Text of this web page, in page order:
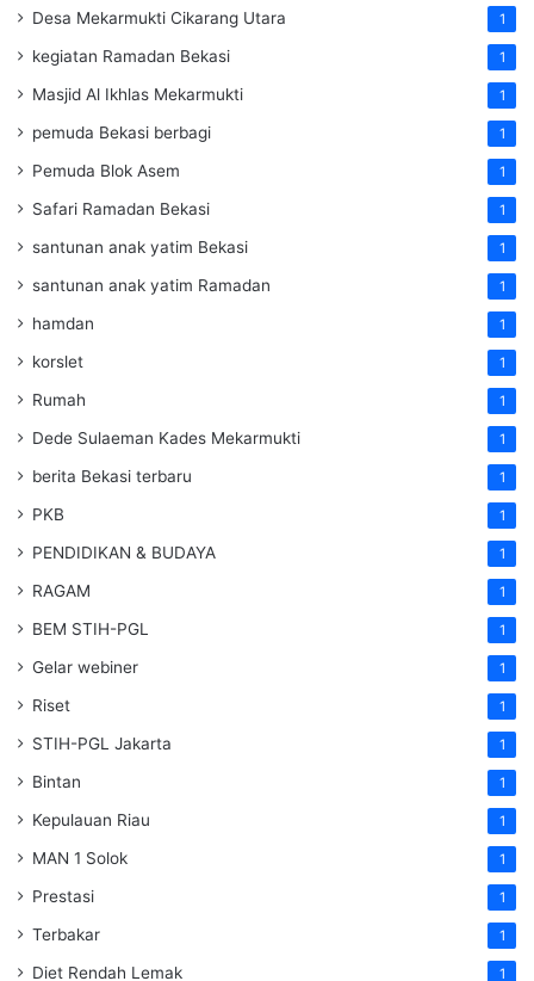
Desa Mekarmukti Cikarang Utara 1
kegiatan Ramadan Bekasi 1
Masjid Al Ikhlas Mekarmukti 1
pemuda Bekasi berbagi 1
Pemuda Blok Asem 1
Safari Ramadan Bekasi 1
santunan anak yatim Bekasi 1
santunan anak yatim Ramadan 1
hamdan 1
korslet 1
Rumah 1
Dede Sulaeman Kades Mekarmukti 1
berita Bekasi terbaru 1
PKB 1
PENDIDIKAN & BUDAYA 1
RAGAM 1
BEM STIH-PGL 1
Gelar webiner 1
Riset 1
STIH-PGL Jakarta 1
Bintan 1
Kepulauan Riau 1
MAN 1 Solok 1
Prestasi 1
Terbakar 1
Diet Rendah Lemak 1